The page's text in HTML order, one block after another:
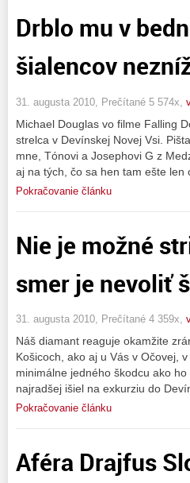
Drblo mu v
šialencov
31. augusta 2010, Prečítané 5 574x,
Michael Douglas vo filme Falling
strelca v Devínskej Novej Vsi.
mne, Tónovi a Josephovi G z
aj na tých, čo sa hen tam ešte
Pokračovanie článku
Nie je možné
smer je nevoliť
31. augusta 2010, Prečítané 4 359x,
Náš diamant reaguje okamžite
Košicoch, ako aj u Vás v Očovej,
minimálne jedného škodcu ako
najradšej išiel na exkurziu do
Pokračovanie článku
Aféra Drajfus